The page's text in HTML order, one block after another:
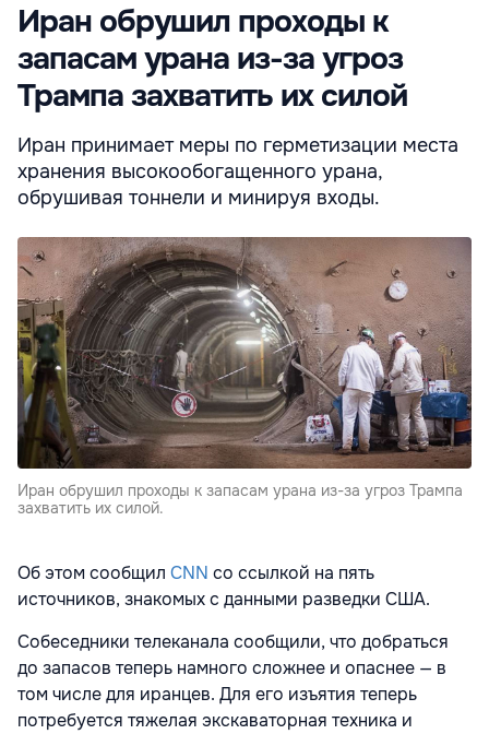
Иран обрушил проходы к
запасам урана из-за угроз
Трампа захватить их силой
Иран принимает меры по герметизации места
хранения высокообогащенного урана,
обрушивая тоннели и минируя входы.
Иран обрушил проходы к запасам урана из-за угроз Трампа
захватить их силой.
Об этом сообщил CNN со ссылкой на пять
источников, знакомых с данными разведки США.
Собеседники телеканала сообщили, что добраться
до запасов теперь намного сложнее и опаснее — в
том числе для иранцев. Для его изъятия теперь
потребуется тяжелая экскаваторная техника и